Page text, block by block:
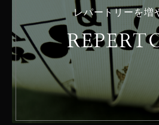
レパートリーを増